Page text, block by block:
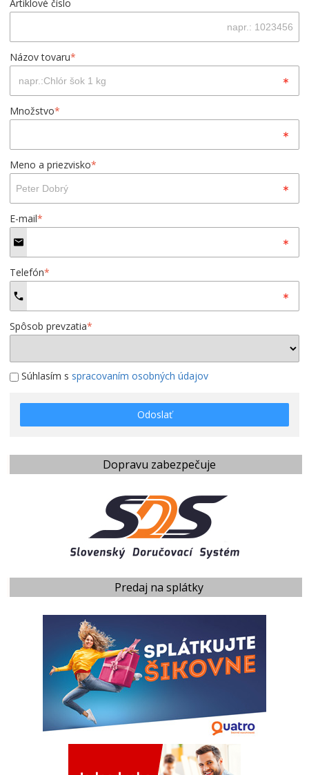
Artiklové číslo
Názov tovaru*
Množstvo*
Meno a priezvisko*
E-mail*
Telefón*
Spôsob prevzatia*
Súhlasím s spracovaním osobných údajov
Odoslať
Dopravu zabezpečuje
Predaj na splátky